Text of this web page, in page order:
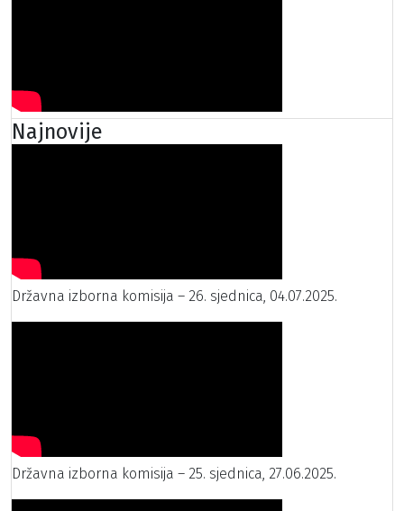
Najnovije
Državna izborna komisija – 26. sjednica, 04.07.2025.
Državna izborna komisija – 25. sjednica, 27.06.2025.